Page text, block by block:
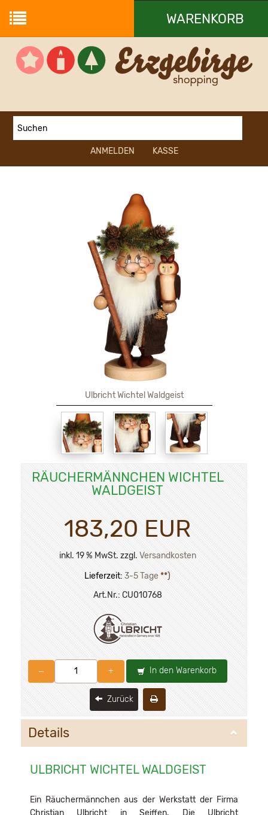
WARENKORB
Ihr Warenkorb ist leer.
ANMELDEN KASSE
Ulbricht Wichtel Waldgeist
RÄUCHERMÄNNCHEN WICHTEL
WALDGEIST
183,20 EUR
inkl. 19 % MwSt. zzgl. Versandkosten
Lieferzeit: 3-5 Tage **)
Art.Nr.: CU010768
– + In den Warenkorb
Zurück
Details
ULBRICHT WICHTEL WALDGEIST
Ein Räuchermännchen aus der Werkstatt der Firma
Christian Ulbricht in Seiffen. Die Ulbricht